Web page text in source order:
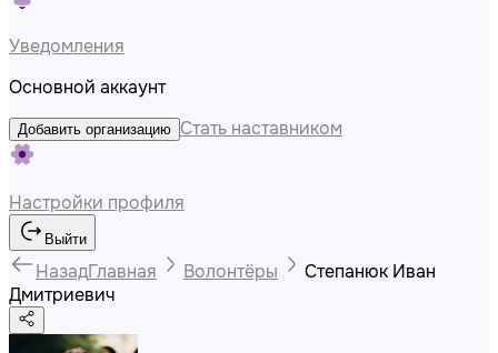
Уведомления
Основной аккаунт
Добавить организацию Стать наставником
Настройки профиля
Выйти
НазадГлавная Волонтёры
Степанюк Иван
Дмитриевич